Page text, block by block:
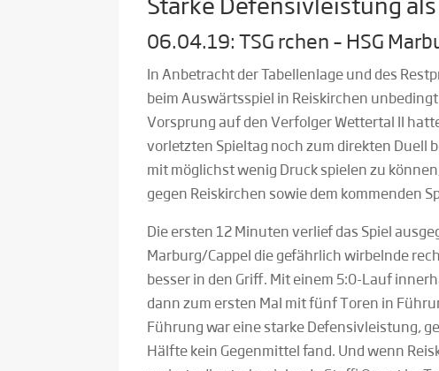
06.04.19: TSG rchen – HSG
In Anbetracht der Tabellenlage und des
beim Auswärtsspiel in Reiskirchen
Vorsprung auf den Verfolger Wettertal II
vorletzten Spieltag noch zum direkten Duell
mit möglichst wenig Druck spielen zu
gegen Reiskirchen sowie dem kommenden
Die ersten 12 Minuten verlief das Spiel
Marburg/Cappel die gefährlich wirbelnde
besser in den Griff. Mit einem 5:0-Lauf
dann zum ersten Mal mit fünf Toren in
Führung war eine starke Defensivleistung,
Hälfte kein Gegenmittel fand. Und wenn